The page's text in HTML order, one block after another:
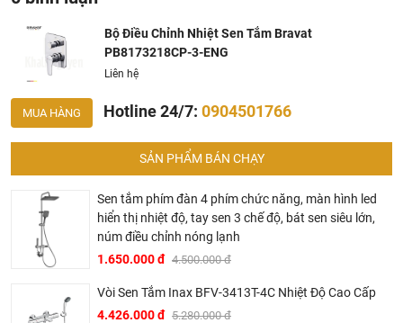
hợp với áp lực nước, chiều cao gia đình, tông thẩm mỹ
nhà tắm..... hơn là chỉ báo giá.
nguồn gốc, tình năng sản phẩm thậm trí cả rủi ro và phiền
phức có thể gặp phải của sản phẩm cũng được thành
thật đưa ra tư vấn.
Giá thành phù hợp: Giá sản phẩm của chúng tôi không
phải là rẻ nhất, chúng tôi có những dịch vụ được thiết kế
riêng cho ngành nghề này nó thực sự cần thiết và có giá
trị với khách hàng, điều đó giúp chúng tôi là đơn vị có giá
bán tốt nhất trong thị trường so với sản phẩm + dịch vụ
mà khách hàng nhận được. Bời vì Khali Nguyễn muốn
trở thành tri kỷ của ngôi nhà bạn.
Bộ Điều Chỉnh Nhiệt Sen Tắm Bravat
PB8173218CP-3-ENG
Liên hệ
MUA HÀNG Hotline 24/7: 0904501766
SẢN PHẨM BÁN CHẠY
Sen tắm phím đàn 4 phím chức năng, màn hình led
hiển thị nhiệt độ, tay sen 3 chế độ, bát sen siêu lớn,
núm điều chỉnh nóng lạnh
1.650.000 đ 4.500.000 đ
Vòi Sen Tắm Inax BFV-3413T-4C Nhiệt Độ Cao Cấp
4.426.000 đ 5.280.000 đ